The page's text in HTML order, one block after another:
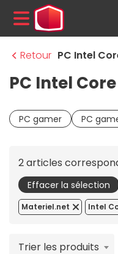
MENU
Retour PC Intel
PC Intel
PC gamer PC
2 articles
Effacer la sélection
Materiel.net Intel
Trier les produits